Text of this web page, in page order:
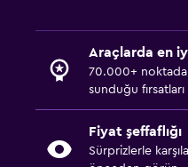
Araçlarda en
70.000+
sunduğu
Fiyat şeffaflığı
Sürprizlerle